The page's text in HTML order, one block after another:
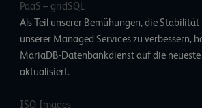
PaaS – gridSQL
Als Teil unserer Bemühungen, die
unserer Managed Services zu verbessern,
MariaDB-Datenbankdienst auf die neueste
aktualisiert.
ISO-Images